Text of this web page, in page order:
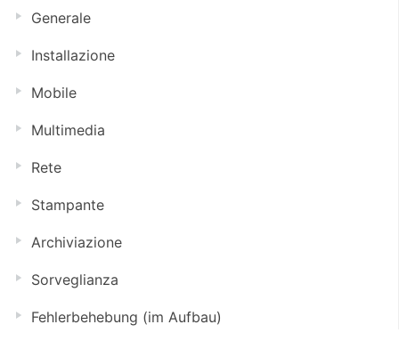
Generale
Installazione
Mobile
Multimedia
Rete
Stampante
Archiviazione
Sorveglianza
Fehlerbehebung (im Aufbau)